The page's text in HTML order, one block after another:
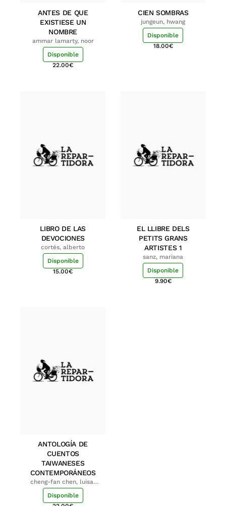
ANTES DE QUE
EXISTIESE UN
NOMBRE
ammar lamarty, noor
Disponible
22.00€
CIEN SOMBRAS
jungeun, hwang
Disponible
18.00€
LIBRO DE LAS
DEVOCIONES
cortés, alberto
Disponible
15.00€
EL LLIBRE DELS
PETITS GRANS
ARTISTES 1
sanz, mariana
Disponible
9.90€
ANTOLOGÍA DE
CUENTOS
TAIWANESES
CONTEMPORÁNEOS
cheng-fan chen, luisa;
shu-ying chang, luisa
Disponible